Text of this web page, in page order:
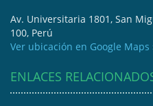
Av. Universitaria 1801, San
100, Perú
Ver ubicación en Google Maps
ENLACES